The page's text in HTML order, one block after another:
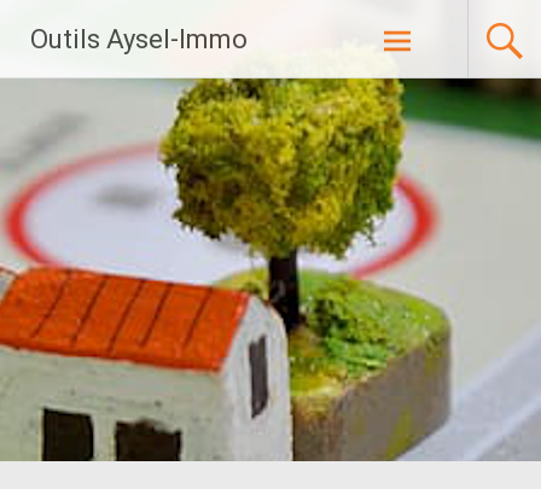
contenu
Outils Aysel-Immo